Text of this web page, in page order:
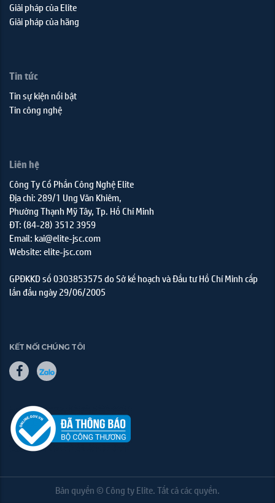
Giải pháp của Elite
Giải pháp của hãng
Tin tức
Tin sự kiện nổi bật
Tin công nghệ
Liên hệ
Công Ty Cổ Phần Công Nghệ Elite
Địa chỉ: 289/1 Ung Văn Khiêm,
Phường Thạnh Mỹ Tây, Tp. Hồ Chí Minh
ĐT: (84-28) 3512 3959
Email: kai@elite-jsc.com
Website: elite-jsc.com
GPĐKKD số 0303853575 do Sở kế hoạch và Đầu tư Hồ Chí Minh cấp
lần đầu ngày 29/06/2005
KẾT NỐI CHÚNG TÔI
Bản quyền © Công ty Elite. Tất cả các quyền.